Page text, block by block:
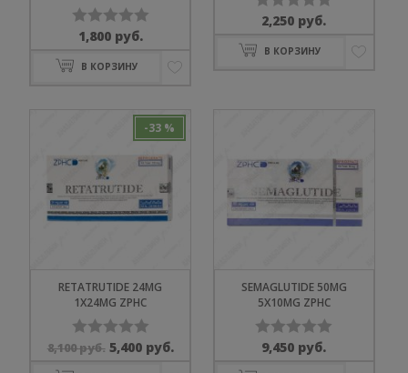
Оценка
0
1,800 руб.
В КОРЗИНУ
Оценка
0
2,250 руб.
В КОРЗИНУ
-33 %
RETATRUTIDE 24MG
1X24MG ZPHC
Оценка
8,100руб. Первоначальная
5,400 руб.Текущая
SEMAGLUTIDE 50MG
5X10MG ZPHC
Оценка
9,450 руб.